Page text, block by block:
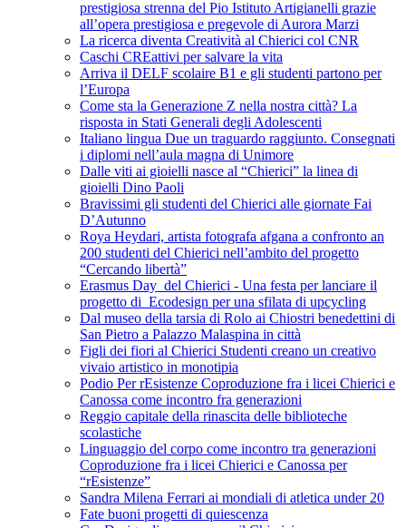
prestigiosa strenna del Pio Istituto Artigianelli grazie
all’opera prestigiosa e pregevole di Aurora Marzi
La ricerca diventa Creatività al Chierici col CNR
Caschi CREattivi per salvare la vita
Arriva il DELF scolaire B1 e gli studenti partono per
l’Europa
Come sta la Generazione Z nella nostra città? La
risposta in Stati Generali degli Adolescenti
Italiano lingua Due un traguardo raggiunto. Consegnati
i diplomi nell’aula magna di Unimore
Dalle viti ai gioielli nasce al “Chierici” la linea di
gioielli Dino Paoli
Bravissimi gli studenti del Chierici alle giornate Fai
D’Autunno
Roya Heydari, artista fotografa afgana a confronto an
200 studenti del Chierici nell’ambito del progetto
“Cercando libertà”
Erasmus Day del Chierici - Una festa per lanciare il
progetto di Ecodesign per una sfilata di upcycling
Dal museo della tarsia di Rolo ai Chiostri benedettini di
San Pietro a Palazzo Malaspina in città
Figli dei fiori al Chierici Studenti creano un creativo
vivaio artistico in monotipia
Podio Per rEsistenze Coproduzione fra i licei Chierici e
Canossa come incontro fra generazioni
Reggio capitale della rinascita delle biblioteche
scolastiche
Linguaggio del corpo come incontro tra generazioni
Coproduzione fra i licei Chierici e Canossa per
“rEsistenze”
Sandra Milena Ferrari ai mondiali di atletica under 20
Fate buoni progetti di quiescenza